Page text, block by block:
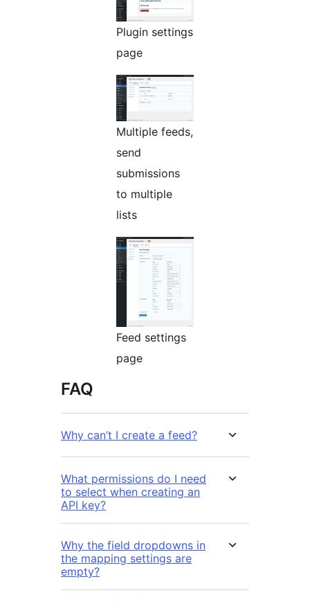
Plugin settings
page
Multiple feeds,
send
submissions
to multiple
lists
Feed settings
page
FAQ
Why can’t I create a feed?
What permissions do I need
to select when creating an
API key?
Why the field dropdowns in
the mapping settings are
empty?